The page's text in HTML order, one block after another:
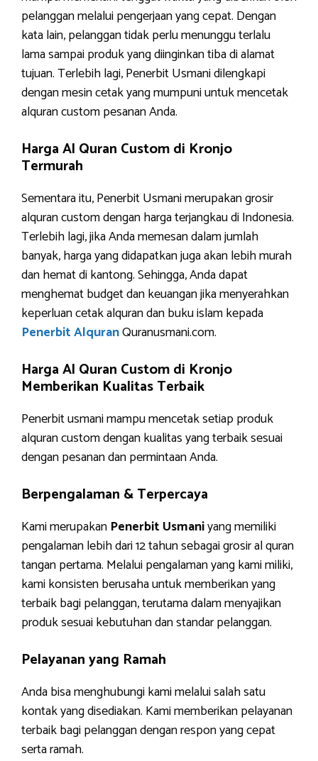
pelanggan melalui pengerjaan yang cepat. Dengan
kata lain, pelanggan tidak perlu menunggu terlalu
lama sampai produk yang diinginkan tiba di alamat
tujuan. Terlebih lagi, Penerbit Usmani dilengkapi
dengan mesin cetak yang mumpuni untuk mencetak
alquran custom pesanan Anda.
Harga Al Quran Custom di Kronjo
Termurah
Sementara itu, Penerbit Usmani merupakan grosir
alquran custom dengan harga terjangkau di Indonesia.
Terlebih lagi, jika Anda memesan dalam jumlah
banyak, harga yang didapatkan juga akan lebih murah
dan hemat di kantong. Sehingga, Anda dapat
menghemat budget dan keuangan jika menyerahkan
keperluan cetak alquran dan buku islam kepada
Penerbit AlquranQuranusmani.com.
Harga Al Quran Custom di Kronjo
Memberikan Kualitas Terbaik
Penerbit usmani mampu mencetak setiap produk
alquran custom dengan kualitas yang terbaik sesuai
dengan pesanan dan permintaan Anda.
Berpengalaman & Terpercaya
Kami merupakan Penerbit Usmaniyang memiliki
pengalaman lebih dari 12 tahun sebagai grosir al quran
tangan pertama. Melalui pengalaman yang kami miliki,
kami konsisten berusaha untuk memberikan yang
terbaik bagi pelanggan, terutama dalam menyajikan
produk sesuai kebutuhan dan standar pelanggan.
Pelayanan yang Ramah
Anda bisa menghubungi kami melalui salah satu
kontak yang disediakan. Kami memberikan pelayanan
terbaik bagi pelanggan dengan respon yang cepat
serta ramah.